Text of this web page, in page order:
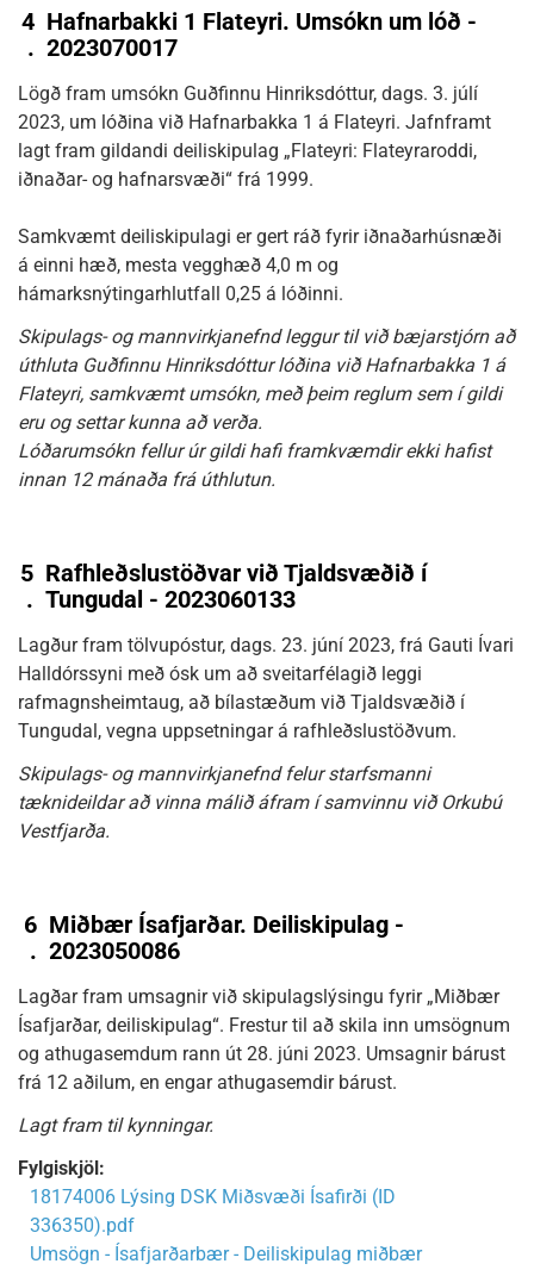
4
.
Hafnarbakki 1 Flateyri. Umsókn um lóð -
2023070017
Lögð fram umsókn Guðfinnu Hinriksdóttur, dags. 3. júlí
2023, um lóðina við Hafnarbakka 1 á Flateyri. Jafnframt
lagt fram gildandi deiliskipulag „Flateyri: Flateyraroddi,
iðnaðar- og hafnarsvæði“ frá 1999.
Samkvæmt deiliskipulagi er gert ráð fyrir iðnaðarhúsnæði
á einni hæð, mesta vegghæð 4,0 m og
hámarksnýtingarhlutfall 0,25 á lóðinni.
Skipulags- og mannvirkjanefnd leggur til við bæjarstjórn að
úthluta Guðfinnu Hinriksdóttur lóðina við Hafnarbakka 1 á
Flateyri, samkvæmt umsókn, með þeim reglum sem í gildi
eru og settar kunna að verða.
Lóðarumsókn fellur úr gildi hafi framkvæmdir ekki hafist
innan 12 mánaða frá úthlutun.
5
.
Rafhleðslustöðvar við Tjaldsvæðið í
Tungudal - 2023060133
Lagður fram tölvupóstur, dags. 23. júní 2023, frá Gauti Ívari
Halldórssyni með ósk um að sveitarfélagið leggi
rafmagnsheimtaug, að bílastæðum við Tjaldsvæðið í
Tungudal, vegna uppsetningar á rafhleðslustöðvum.
Skipulags- og mannvirkjanefnd felur starfsmanni
tæknideildar að vinna málið áfram í samvinnu við Orkubú
Vestfjarða.
6
.
Miðbær Ísafjarðar. Deiliskipulag -
2023050086
Lagðar fram umsagnir við skipulagslýsingu fyrir „Miðbær
Ísafjarðar, deiliskipulag“. Frestur til að skila inn umsögnum
og athugasemdum rann út 28. júni 2023. Umsagnir bárust
frá 12 aðilum, en engar athugasemdir bárust.
Lagt fram til kynningar.
Fylgiskjöl:
18174006 Lýsing DSK Miðsvæði Ísafirði (ID
336350).pdf
Umsögn - Ísafjarðarbær - Deiliskipulag miðbær